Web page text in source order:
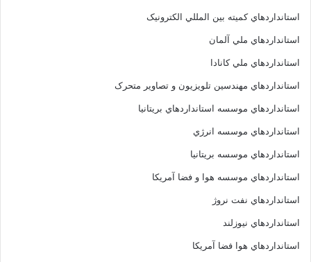
استانداردهاي کميته بين المللي الکترونيک
استانداردهاي ملي آلمان
استانداردهاي ملي کانادا
استانداردهاي مهندسين تلويزيون و تصاوير متحرک
استانداردهاي موسسه استانداردهاي بريتانيا
استانداردهاي موسسه انرژي
استانداردهاي موسسه بريتانيا
استانداردهاي موسسه هوا و فضا آمريکا
استانداردهاي نفت نروژ
استانداردهاي نيوزلند
استانداردهاي هوا فضا آمريکا